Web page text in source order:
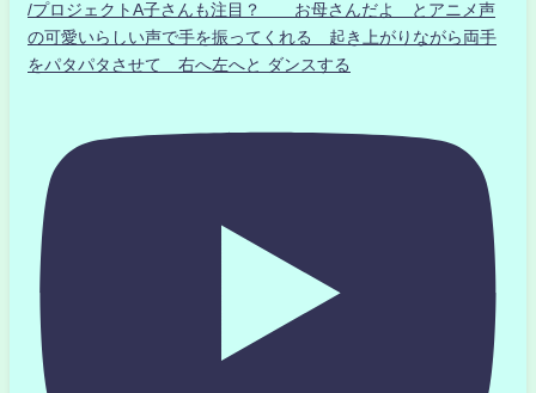
/プロジェクトA子さんも注目？ お母さんだよ とアニメ声
の可愛いらしい声で手を振ってくれる 起き上がりながら両手
をパタパタさせて 右へ左へと ダンスする